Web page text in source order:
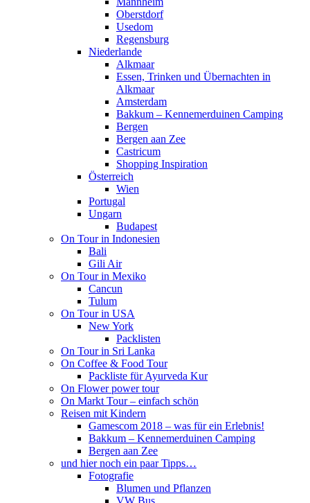
Oberstdorf
Usedom
Regensburg
Niederlande
Alkmaar
Essen, Trinken und Übernachten in
Alkmaar
Amsterdam
Bakkum – Kennemerduinen Camping
Bergen
Bergen aan Zee
Castricum
Shopping Inspiration
Österreich
Wien
Portugal
Ungarn
Budapest
On Tour in Indonesien
Bali
Gili Air
On Tour in Mexiko
Cancun
Tulum
On Tour in USA
New York
Packlisten
On Tour in Sri Lanka
On Coffee & Food Tour
Packliste für Ayurveda Kur
On Flower power tour
On Markt Tour – einfach schön
Reisen mit Kindern
Gamescom 2018 – was für ein Erlebnis!
Bakkum – Kennemerduinen Camping
Bergen aan Zee
und hier noch ein paar Tipps…
Fotografie
Blumen und Pflanzen
VW Bus